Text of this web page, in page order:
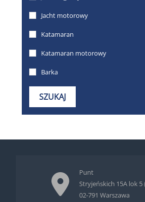
Punt
Stryjeńskich 15A lok 5
02-791 Warszawa